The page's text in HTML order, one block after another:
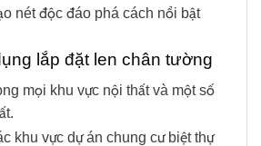
nét độc đáo phá cách nổi bật
lắp đặt len chân tường
mọi khu vực nội thất và một số
khu vực dự án chung cư biệt thự